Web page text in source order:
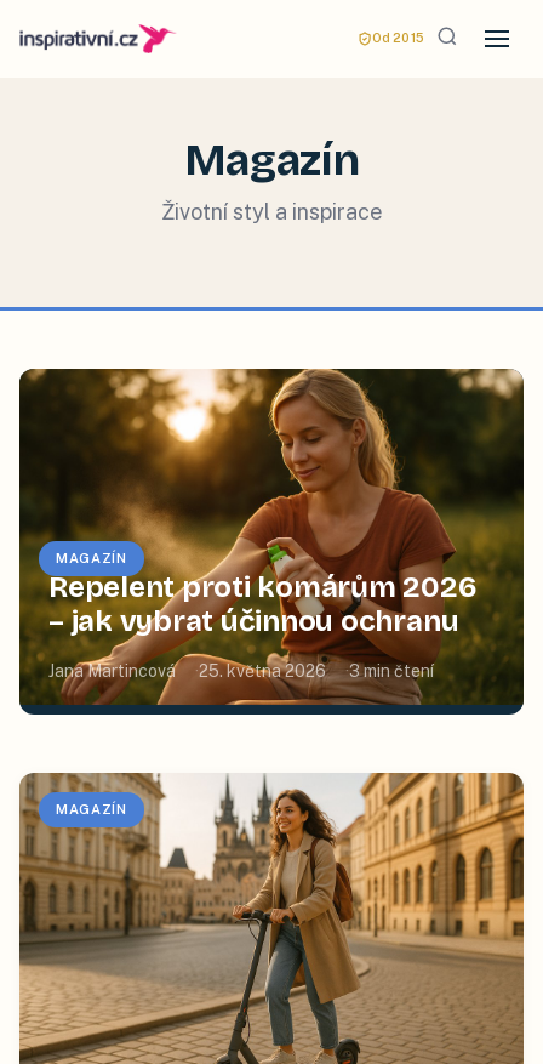
Od 2015
Magazín
Životní styl a inspirace
MAGAZÍN
Repelent proti komárům 2026
– jak vybrat účinnou ochranu
Jana Martincová 25. května 2026 3min čtení
MAGAZÍN